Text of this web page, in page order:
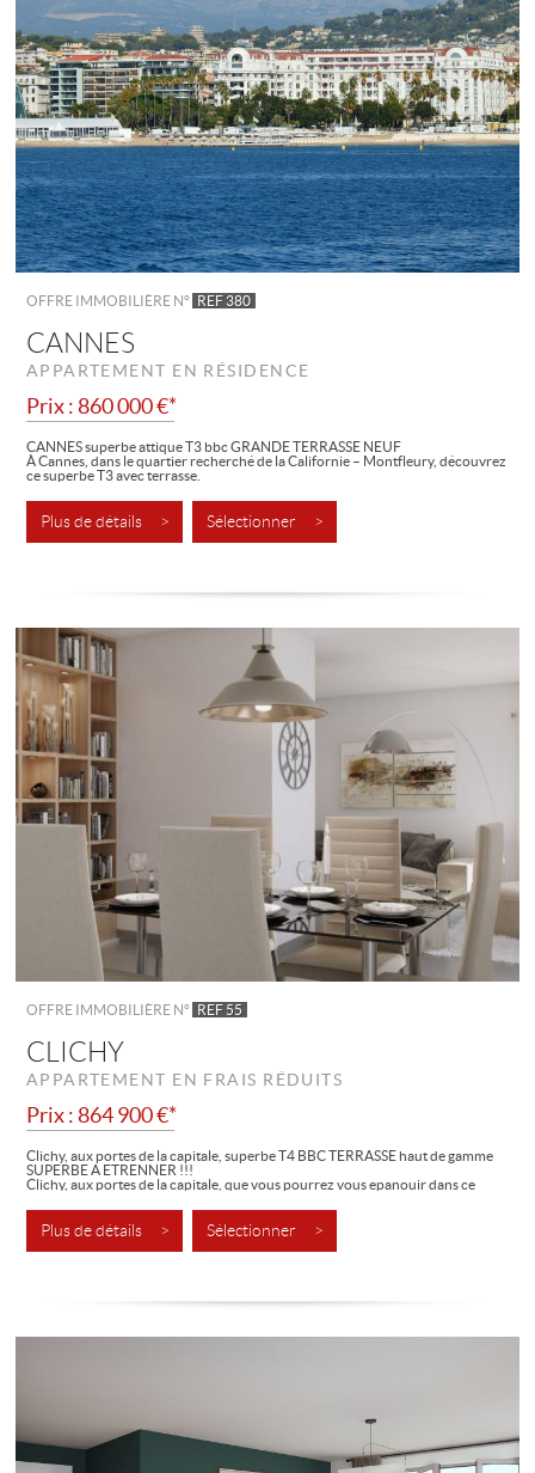
OFFRE IMMOBILIÈRE N° REF 380
CANNES
APPARTEMENT EN RÉSIDENCE
Prix : 860 000 €*
CANNES superbe attique T3 bbc GRANDE TERRASSE NEUF
À Cannes, dans le quartier recherché de la Californie – Montfleury, découvrez
ce superbe T3 avec terrasse.
Plus de détails > Sélectionner >
OFFRE IMMOBILIÈRE N° REF 55
CLICHY
APPARTEMENT EN FRAIS RÉDUITS
Prix : 864 900 €*
Clichy, aux portes de la capitale, superbe T4 BBC TERRASSE haut de gamme
SUPERBE A ETRENNER !!!
Clichy, aux portes de la capitale, que vous pourrez vous epanouir dans ce
devenir...
Plus de détails > Sélectionner >